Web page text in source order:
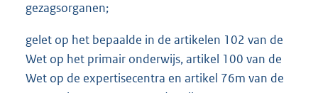
gezagsorganen;
gelet op het bepaalde in de artikelen 102 van de
Wet op het primair onderwijs, artikel 100 van de
Wet op de expertisecentra en artikel 76m van de